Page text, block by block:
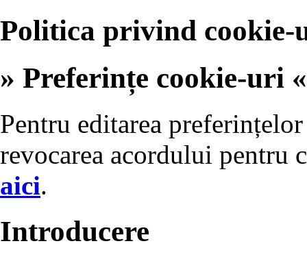
Politica privind cookie-
» Preferințe cookie-uri «
Pentru editarea
revocarea acordului pentru
aici.
Introducere